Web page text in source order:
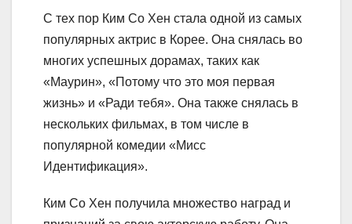
С тех пор Ким Со Хен стала одной из самых
популярных актрис в Корее. Она снялась во
многих успешных дорамах, таких как
«Маурин», «Потому что это моя первая
жизнь» и «Ради тебя». Она также снялась в
нескольких фильмах, в том числе в
популярной комедии «Мисс
Идентификация».
Ким Со Хен получила множество наград и